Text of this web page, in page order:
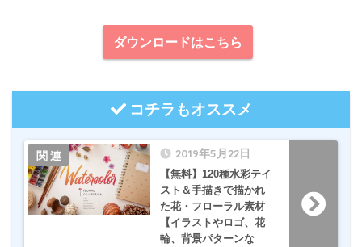
ダウンロードはこちら
コチラもオススメ
2019年5月22日
【無料】120種水彩テイ
スト＆手描きで描かれ
た花・フローラル素材
【イラストやロゴ、花
輪、背景パターンな